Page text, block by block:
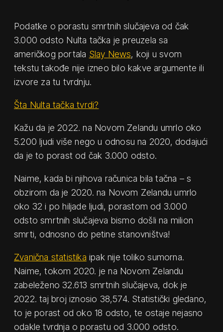
Podatke o porastu smrtnih slučajeva od čak
3.000 odsto Nulta tačka je preuzela sa
američkog portala Slay News, koji u svom
tekstu takođe nije izneo bilo kakve argumente ili
izvore za tu tvrdnju.
Šta Nulta tačka tvrdi?
Kažu da je 2022. na Novom Zelandu umrlo oko
5.200 ljudi više nego u odnosu na 2020, dodajući
da je to porast od čak 3.000 odsto.
Naime, kada bi njihova računica bila tačna – s
obzirom da je 2020. na Novom Zelandu umrlo
oko 32 i po hiljade ljudi, porastom od 3.000
odsto smrtnih slučajeva bismo došli na milion
smrti, odnosno do petine stanovništva!
Zvanična statistika ipak nije toliko sumorna.
Naime, tokom 2020. je na Novom Zelandu
zabeleženo 32.613 smrtnih slučajeva, dok je
2022. taj broj iznosio 38,574. Statistički gledano,
to je porast od oko 18 odsto, te ostaje nejasno
odakle tvrdnja o porastu od 3.000 odsto.